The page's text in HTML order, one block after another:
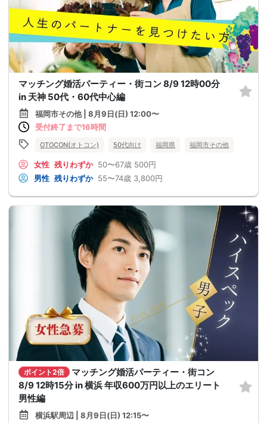
マッチング婚活パーティー・街コン 8/9 12時00分
in 天神 50代・60代中心編
福岡市その他 | 8月9日(日) 12:00〜
受付終了まで16時間
OTOCON(オトコン) 50代向け 福岡県 福岡市その他
女性 残りわずか 50〜67歳 500円
男性 残りわずか 55〜74歳 3,800円
ポイント2倍
マッチング婚活パーティー・街コン
8/9 12時15分 in 横浜 年収600万円以上のエリート
男性編
横浜駅周辺 | 8月9日(日) 12:15〜